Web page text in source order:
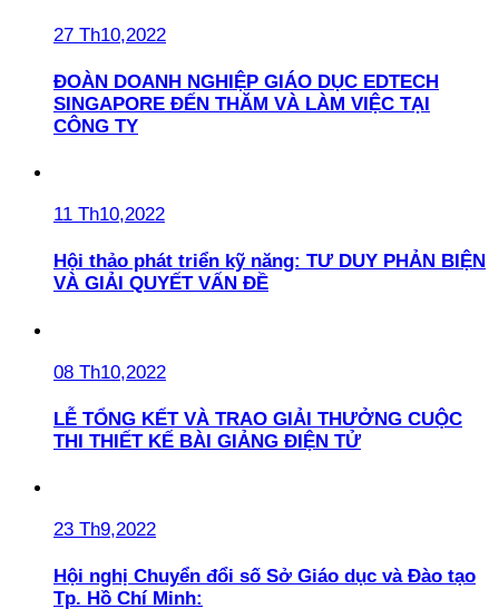
27 Th10,2022
ĐOÀN DOANH NGHIỆP GIÁO DỤC EDTECH
SINGAPORE ĐẾN THĂM VÀ LÀM VIỆC TẠI
CÔNG TY
11 Th10,2022
Hội thảo phát triển kỹ năng: TƯ DUY PHẢN BIỆN
VÀ GIẢI QUYẾT VẤN ĐỀ
08 Th10,2022
LỄ TỔNG KẾT VÀ TRAO GIẢI THƯỞNG CUỘC
THI THIẾT KẾ BÀI GIẢNG ĐIỆN TỬ
23 Th9,2022
Hội nghị Chuyển đổi số Sở Giáo dục và Đào tạo
Tp. Hồ Chí Minh: